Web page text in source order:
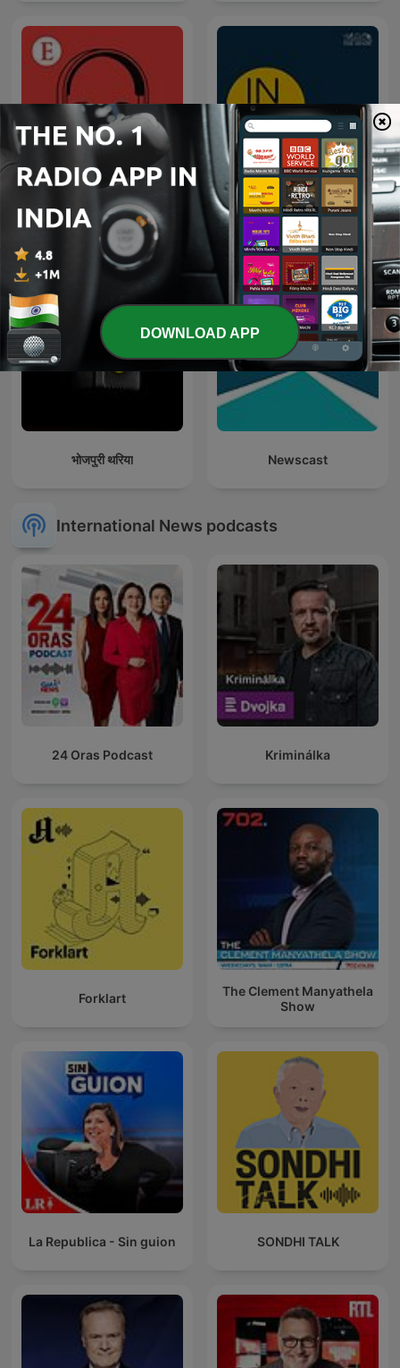
Economist Podcasts In Focus by The Hindu
भोजपुरी थरिया Newscast
International News podcasts
24 Oras Podcast Kriminálka
Forklart
The Clement Manyathela
Show
La Republica - Sin guion SONDHI TALK
DOWNLOAD APP